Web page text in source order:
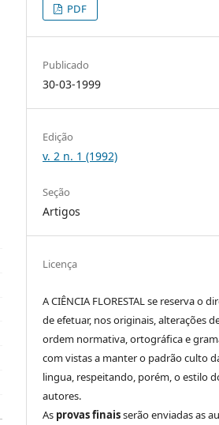
PDF
Publicado
30-03-1999
Edição
v. 2 n. 1 (1992)
Seção
Artigos
Licença
A CIÊNCIA FLORESTAL se reserva o
de efetuar, nos originais, alterações
ordem normativa, ortográfica e
com vistas a manter o padrão culto
lingua, respeitando, porém, o estilo
autores.
As provas finaisserão enviadas as